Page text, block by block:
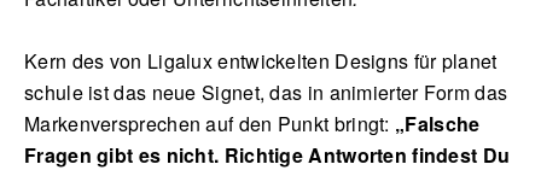
Kern des von Ligalux entwickelten Designs für planet
schule ist das neue Signet, das in animierter Form das
Markenversprechen auf den Punkt bringt: „Falsche
Fragen gibt es nicht. Richtige Antworten findest Du